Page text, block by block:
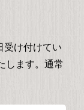
受け付けてい
します。通常